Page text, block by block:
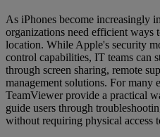
As iPhones become increasingly
organizations need efficient ways
location. While Apple's security
control capabilities, IT teams can
through screen sharing, remote
management solutions. For many
TeamViewer provide a practical
guide users through
without requiring physical access